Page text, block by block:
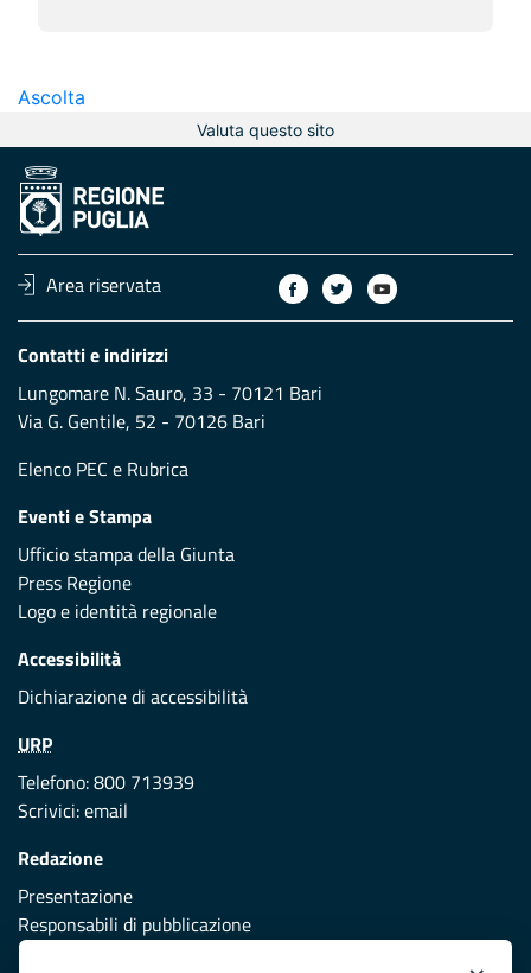
Ascolta
Valuta questo sito
Area riservata
Contatti e indirizzi
Lungomare N. Sauro, 33 - 70121 Bari
Via G. Gentile, 52 - 70126 Bari
Elenco PEC e Rubrica
Eventi e Stampa
Ufficio stampa della Giunta
Press Regione
Logo e identità regionale
Accessibilità
Dichiarazione di accessibilità
URP
Telefono: 800 713939
Scrivici:email
Redazione
Presentazione
Responsabili di pubblicazione